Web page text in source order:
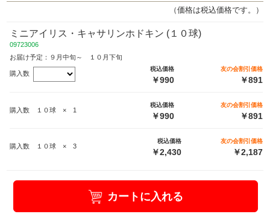
（価格は税込価格です。）
ミニアイリス・キャサリンホドキン (１０球)
09723006
お届け予定：９月中旬～ １０月下旬
購入数
税込価格
￥990
友の会割引価格
￥891
購入数 １０球 × 1
税込価格
￥990
友の会割引価格
￥891
購入数 １０球 × 3
税込価格
￥2,430
友の会割引価格
￥2,187
カートに入れる